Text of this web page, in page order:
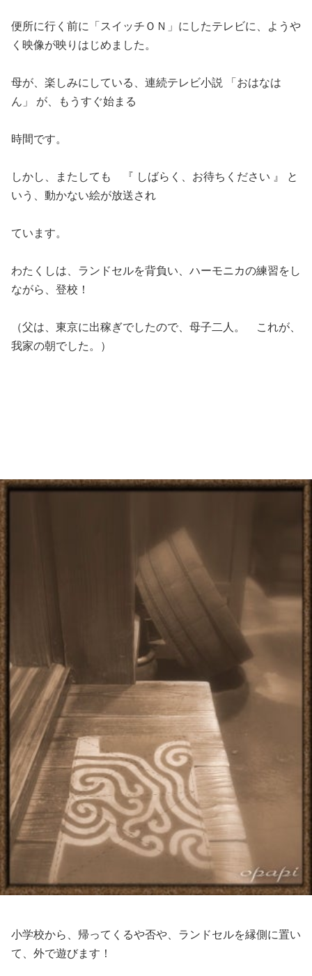
便所に行く前に「スイッチＯＮ」にしたテレビに、ようや
く映像が映りはじめました。
母が、楽しみにしている、連続テレビ小説 「おはなは
ん」 が、もうすぐ始まる
時間です。
しかし、またしても 『 しばらく、お待ちください 』 と
いう、動かない絵が放送され
ています。
わたくしは、ランドセルを背負い、ハーモニカの練習をし
ながら、登校！
（父は、東京に出稼ぎでしたので、母子二人。 これが、
我家の朝でした。）
小学校から、帰ってくるや否や、ランドセルを縁側に置い
て、外で遊びます！